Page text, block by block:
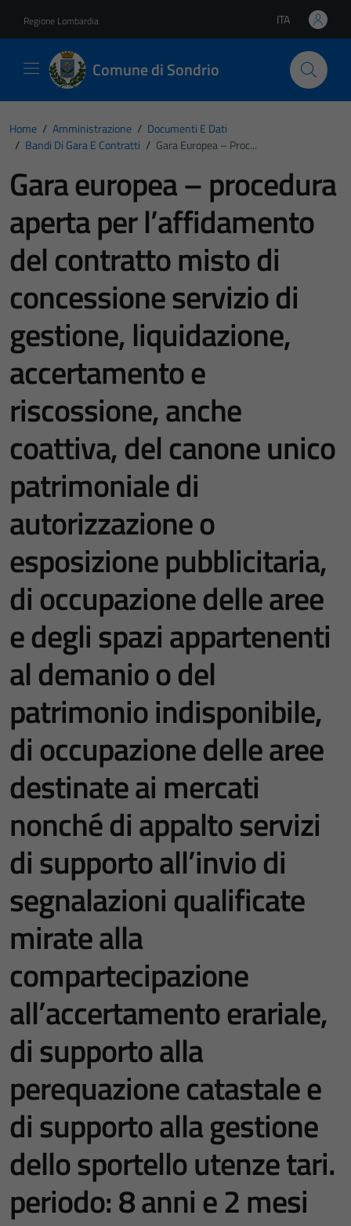
Regione Lombardia Lingua attiva:
ITA
Comune di Sondrio
Home / Amministrazione / Documenti E Dati
/ Bandi Di Gara E Contratti / Gara Europea – Proc...
Gara europea – procedura
aperta per l’affidamento
del contratto misto di
concessione servizio di
gestione, liquidazione,
accertamento e
riscossione, anche
coattiva, del canone unico
patrimoniale di
autorizzazione o
esposizione pubblicitaria,
di occupazione delle aree
e degli spazi appartenenti
al demanio o del
patrimonio indisponibile,
di occupazione delle aree
destinate ai mercati
nonché di appalto servizi
di supporto all’invio di
segnalazioni qualificate
mirate alla
compartecipazione
all’accertamento erariale,
di supporto alla
perequazione catastale e
di supporto alla gestione
dello sportello utenze tari.
periodo: 8 anni e 2 mesi